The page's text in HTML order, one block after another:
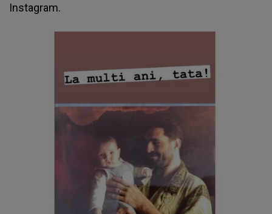
Instagram.